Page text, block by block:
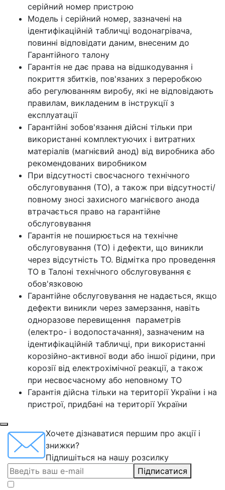
серійний номер пристрою
Модель і серійний номер, зазначені на
ідентифікаційній табличці водонагрівача,
повинні відповідати даним, внесеним до
Гарантійного талону
Гарантія не дає права на відшкодування і
покриття збитків, пов'язаних з переробкою
або регулюванням виробу, які не відповідають
правилам, викладеним в інструкції з
експлуатації
Гарантійні зобов'язання дійсні тільки при
використанні комплектуючих і витратних
матеріалів (магнієвий анод) від виробника або
рекомендованих виробником
При відсутності своєчасного технічного
обслуговування (ТО), а також при відсутності/
повному зносі захисного магнієвого анода
втрачається право на гарантійне
обслуговування
Гарантія не поширюється на технічне
обслуговування (ТО) і дефекти, що виникли
через відсутність ТО. Відмітка про проведення
ТО в Талоні технічного обслуговування є
обов'язковою
Гарантійне обслуговування не надається, якщо
дефекти виникли через замерзання, навіть
одноразове перевищення параметрів
(електро- і водопостачання), зазначеним на
ідентифікаційній табличці, при використанні
корозійно-активної води або іншої рідини, при
корозії від електрохімічної реакції, а також
при несвоєчасному або неповному ТО
Гарантія дійсна тільки на території України і на
пристрої, придбані на території України
Хочете дізнаватися першим про акції і
знижки?
Підпишіться на нашу розсилку
Підписатися